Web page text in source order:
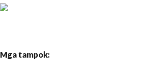
Mga tampok: